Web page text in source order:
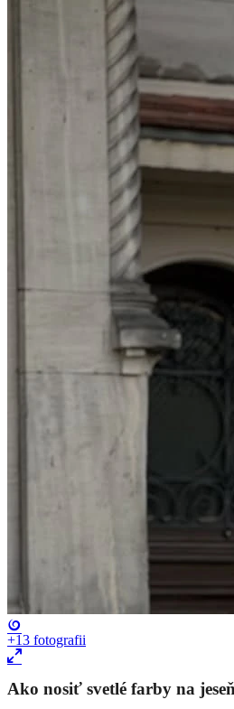
+13 fotografii
Ako nosiť svetlé farby na